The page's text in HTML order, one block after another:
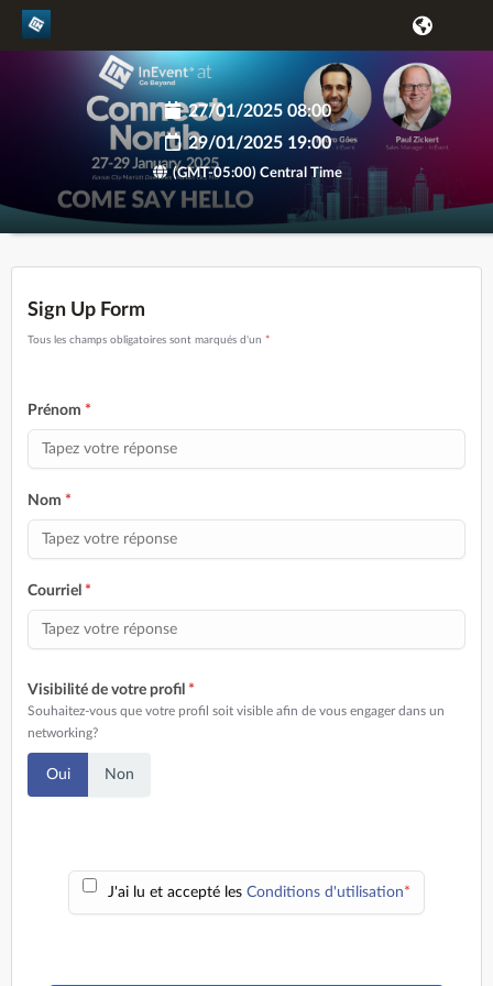
27/01/2025 08:00
29/01/2025 19:00
(GMT-05:00) Central Time
Sign Up Form
Tous les champs obligatoires sont marqués d'un *
Prénom *
Nom *
Courriel *
Visibilité de votre profil *
Souhaitez-vous que votre profil soit visible afin de vous engager dans un
networking?
Oui Non
J'ai lu et accepté les Conditions d'utilisation*